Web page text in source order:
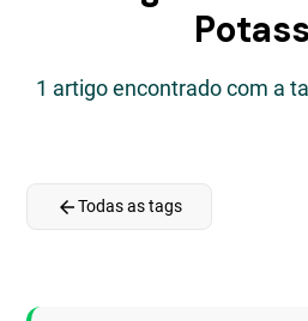
1 artigo encontrado com a
arrow_backTodas as tags